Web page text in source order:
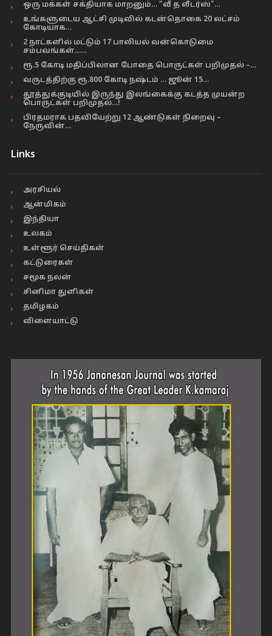
ஒரு மக்கள் சக்தியாக மாறனும்… “வீ த லீடர்ஸ்”…
உங்களுடைய ஆட்சி முடிவில் கடன்தொகை 20 லட்சம்
கோடியாக…
2 நாட்களில் மட்டும் 17 பாலியல் வன்கொடுமை
சம்பவங்கள்……
ரூ.5 கோடி மதிப்பிலான போதை பொருட்கள் பறிமுதல் –…
வருடத்திற்கு ரூ.800 கோடி நஷ்டம் … ஜூன் 15…
தூத்துக்குடியில் இருந்து இலங்கைக்கு கடத்த முயன்ற
பொருட்கள் பறிமுதல்…!
பிரதமராக பதவியேற்று 12 ஆண்டுகள் நிறைவு –
நேருவின்…
Links
அரசியல்
ஆன்மிகம்
இந்தியா
உலகம்
உள்ளூர் செய்திகள்
கட்டுரைகள்
சமூக நலன்
சினிமா துளிகள்
தமிழகம்
விளையாட்டு